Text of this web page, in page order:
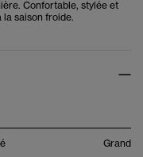
Confortable, stylée et
la saison froide.
Grand